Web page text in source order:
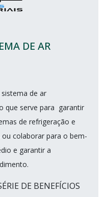
DE AR
de ar
que serve para garantir
de refrigeração e
colaborar para o bem-
e garantir a
DE BENEFÍCIOS